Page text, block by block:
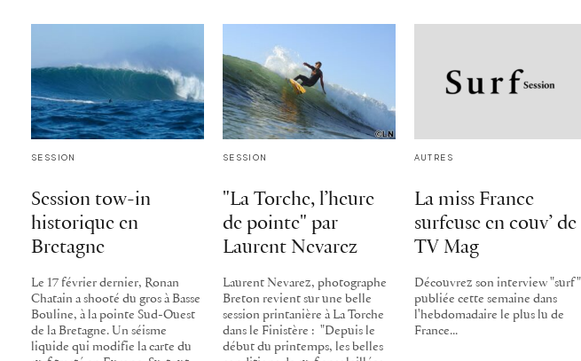
SESSION
Session tow-in
historique en
Bretagne
Le 17 février dernier, Ronan
Chatain a shooté du gros à Basse
Bouline, à la pointe Sud-Ouest
de la Bretagne. Un séisme
liquide qui modifie la carte du
SESSION
"La Torche, l’heure
de pointe" par
Laurent Nevarez
Laurent Nevarez, photographe
Breton revient sur une belle
session printanière à La Torche
dans le Finistère : "Depuis le
début du printemps, les belles
AUTRES
La miss France
surfeuse en couv’ de
TV Mag
Découvrez son interview "surf"
publiée cette semaine dans
l'hebdomadaire le plus lu de
France...